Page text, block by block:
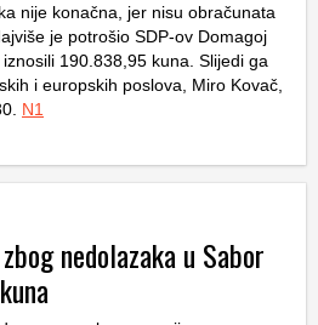
nije konačna, jer nisu obračunata
je potrošio SDP-ov Domagoj
190.838,95 kuna. Slijedi ga
i europskih poslova, Miro Kovač,
N1
nedolazaka u Sabor